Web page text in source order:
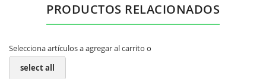
PRODUCTOS RELACIONADOS
Selecciona artículos a agregar al carrito o
select all